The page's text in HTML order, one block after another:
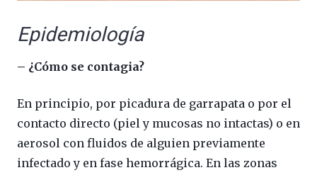
Epidemiología
– ¿Cómo se contagia?
En principio, por picadura de garrapata o por el
contacto directo (piel y mucosas no intactas) o en
aerosol con fluidos de alguien previamente
infectado y en fase hemorrágica. En las zonas